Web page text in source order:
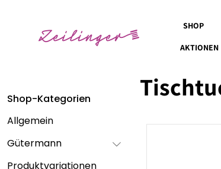
SHOP
AKTIONEN
Shop-Kategorien
Allgemein
Gütermann
Produktvariationen